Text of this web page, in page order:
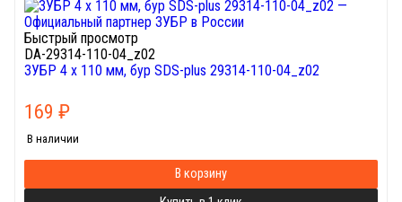
Быстрый просмотр
DA-29314-110-04_z02
ЗУБР 4 x 110 мм, бур SDS-plus 29314-110-04_z02
169 ₽
В наличии
В корзину